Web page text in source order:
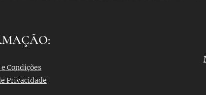
Condições
Privacidade